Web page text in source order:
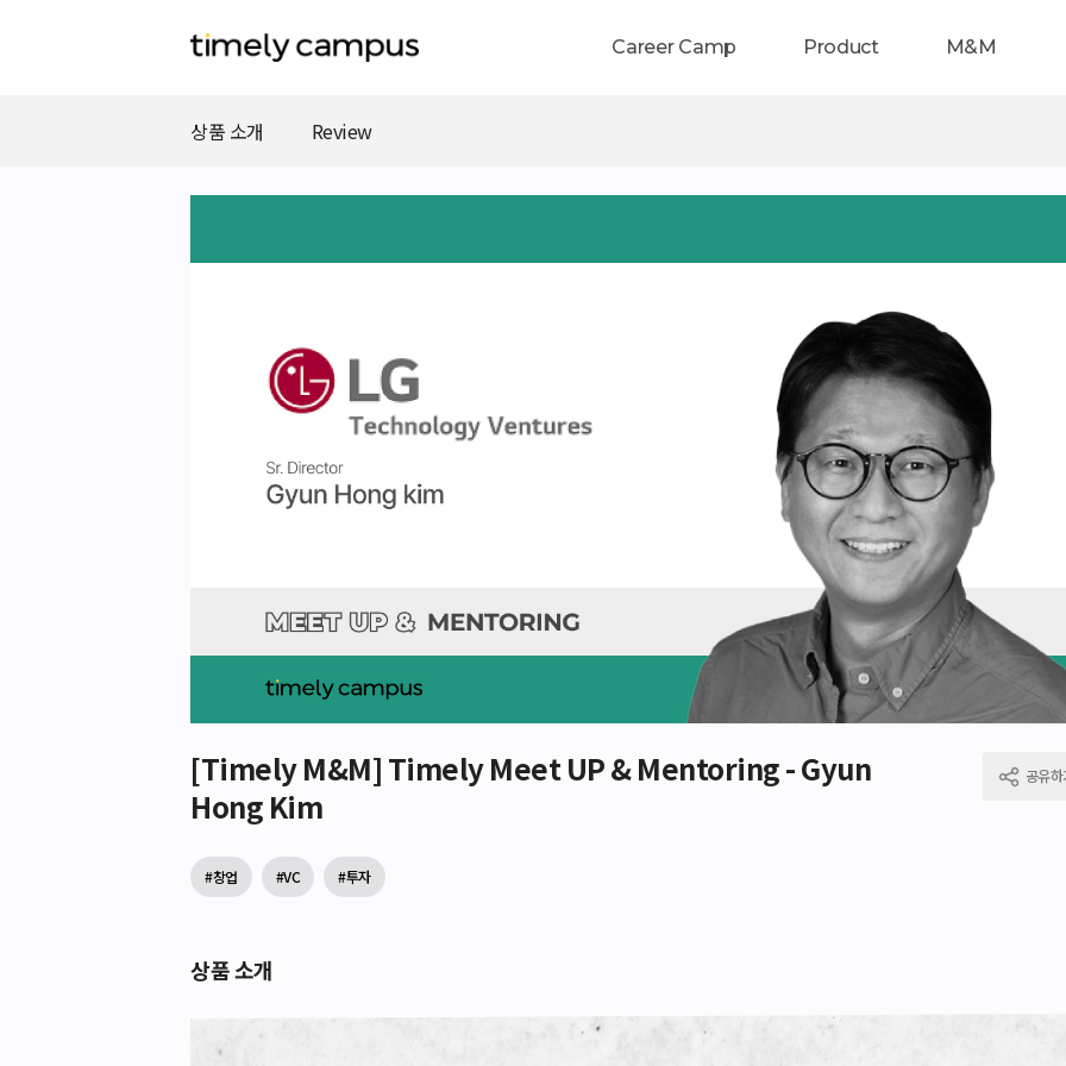
Career Camp Product M&M
상품 소개 Review
[Timely M&M] Timely Meet UP & Mentoring - Gyun
Hong Kim
공유
#창업 #VC #투자
상품 소개